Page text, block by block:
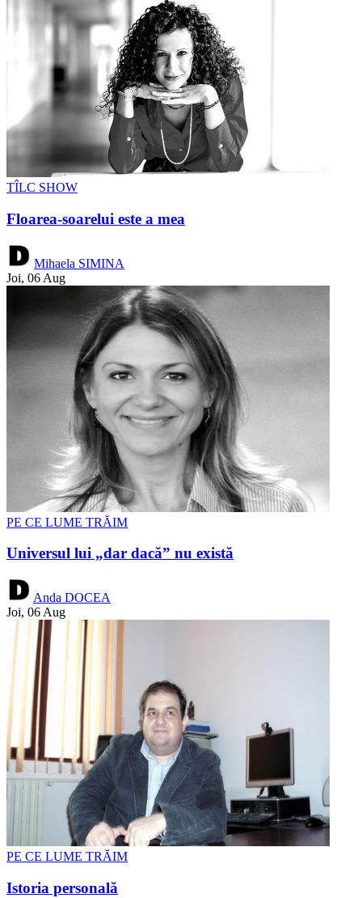
TÎLC SHOW
Floarea-soarelui este a mea
Mihaela SIMINA
Joi, 06 Aug
PE CE LUME TRĂIM
Universul lui „dar dacă” nu există
Anda DOCEA
Joi, 06 Aug
PE CE LUME TRĂIM
Istoria personală